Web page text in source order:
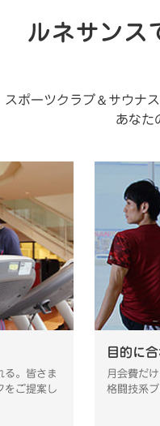
ルネサンス
スポーツクラブ＆ サウナ
あなた
る。皆さま
をご提案し
目的に
月会費だ
格闘技系